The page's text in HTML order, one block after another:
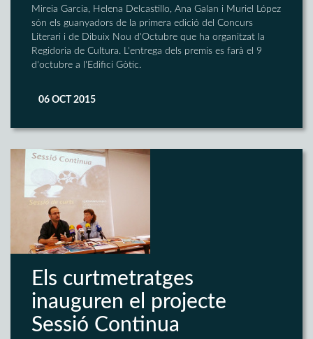
Mireia Garcia, Helena Delcastillo, Ana Galan i Muriel López
són els guanyadors de la primera edició del Concurs
Literari i de Dibuix Nou d'Octubre que ha organitzat la
Regidoria de Cultura. L'entrega dels premis es farà el 9
d'octubre a l'Edifici Gòtic.
06 OCT 2015
Els curtmetratges
inauguren el projecte
Sessió Continua